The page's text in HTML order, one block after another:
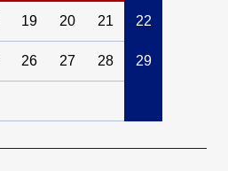
19 20 21 22
26 27 28 29